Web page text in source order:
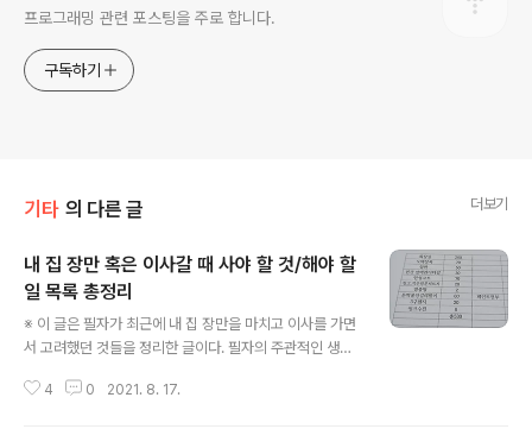
프로그래밍 관련 포스팅을 주로 합니다.
구독하기
기타 의 다른 글 더보기
내 집 장만 혹은 이사갈 때 사야 할 것/해야 할
일 목록 총정리
※ 이 글은 필자가 최근에 내 집 장만을 마치고 이사를 가면
서 고려했던 것들을 정리한 글이다. 필자의 주관적인 생각
확한 정보가 포함되어 있을 수 있으며, 참고용으로 보면 좋
4 0 2021. 8. 17.